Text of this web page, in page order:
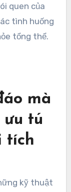
quen của
tình huống
tổng thể.
mà
ưu tú
tích
kỹ thuật